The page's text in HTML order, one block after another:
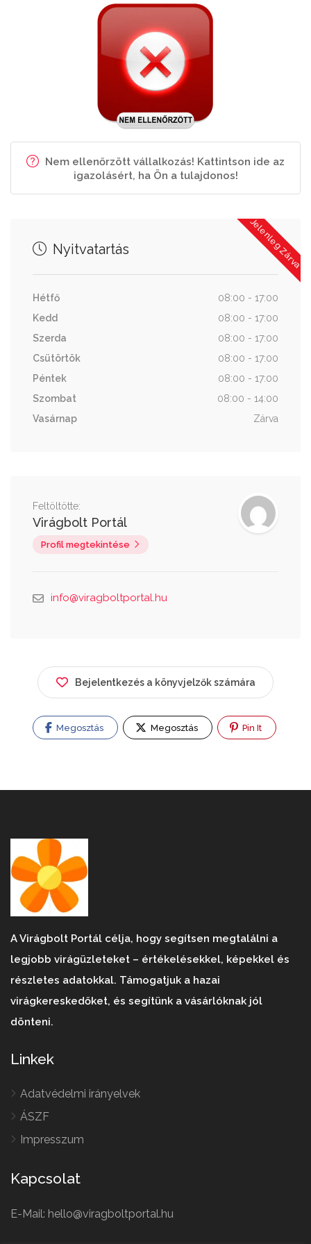
Nem ellenőrzött vállalkozás! Kattintson ide az
igazolásért, ha Ön a tulajdonos!
Jelenleg Zárva
Nyitvatartás
Hétfő
08:00 - 17:00
Kedd
08:00 - 17:00
Szerda
08:00 - 17:00
Csütörtök
08:00 - 17:00
Péntek
08:00 - 17:00
Szombat
08:00 - 14:00
Vasárnap
Zárva
Feltöltötte:
Virágbolt Portál
Profil megtekintése
info@viragboltportal.hu
Bejelentkezés a könyvjelzők számára
Megosztás Megosztás Pin It
A Virágbolt Portál célja, hogy segítsen megtalálni a
legjobb virágüzleteket – értékelésekkel, képekkel és
részletes adatokkal. Támogatjuk a hazai
virágkereskedőket, és segítünk a vásárlóknak jól
dönteni.
Linkek
Adatvédelmi irányelvek
ÁSZF
Impresszum
Kapcsolat
E-Mail: hello@viragboltportal.hu